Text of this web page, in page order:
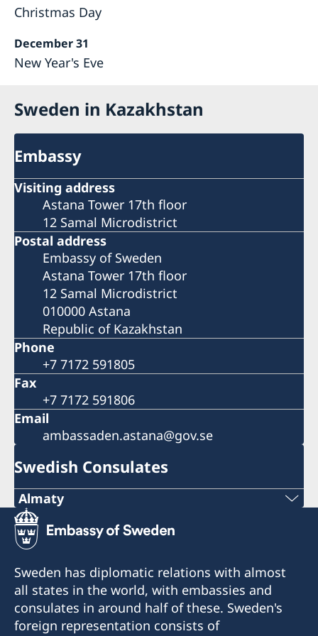
Christmas Day
December 31
New Year's Eve
Sweden in Kazakhstan
Embassy
Visiting address
Astana Tower 17th floor
12 Samal Microdistrict
Postal address
Embassy of Sweden
Astana Tower 17th floor
12 Samal Microdistrict
010000 Astana
Republic of Kazakhstan
Phone
+7 7172 591805
Fax
+7 7172 591806
Email
ambassaden.astana@gov.se
Swedish Consulates
Almaty
Tel.
+7 727 259 65 75
Tel.
+7 727 259 65 77
Sweden has diplomatic relations with almost
all states in the world, with embassies and
consulates in around half of these. Sweden's
foreign representation consists of